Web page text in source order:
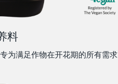
料
为满足作物在开花期的所有需求